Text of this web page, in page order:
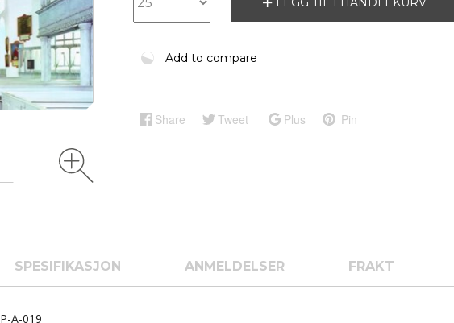
Add to compare
Share Tweet Plus Pin
SPESIFIKASJON ANMELDELSER FRAKT
P-A-019